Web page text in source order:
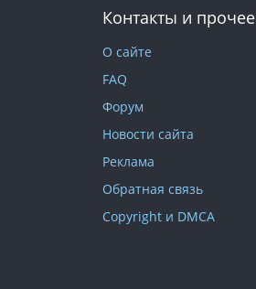
Контакты и прочее
О сайте
FAQ
Форум
Новости сайта
Реклама
Обратная связь
Copyright и DMCA